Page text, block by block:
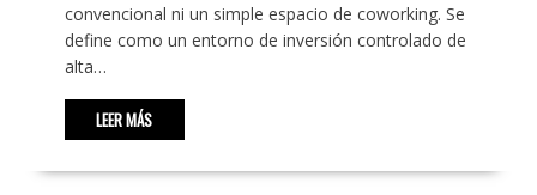
convencional ni un simple espacio de coworking. Se
define como un entorno de inversión controlado de
alta…
LEER MÁS